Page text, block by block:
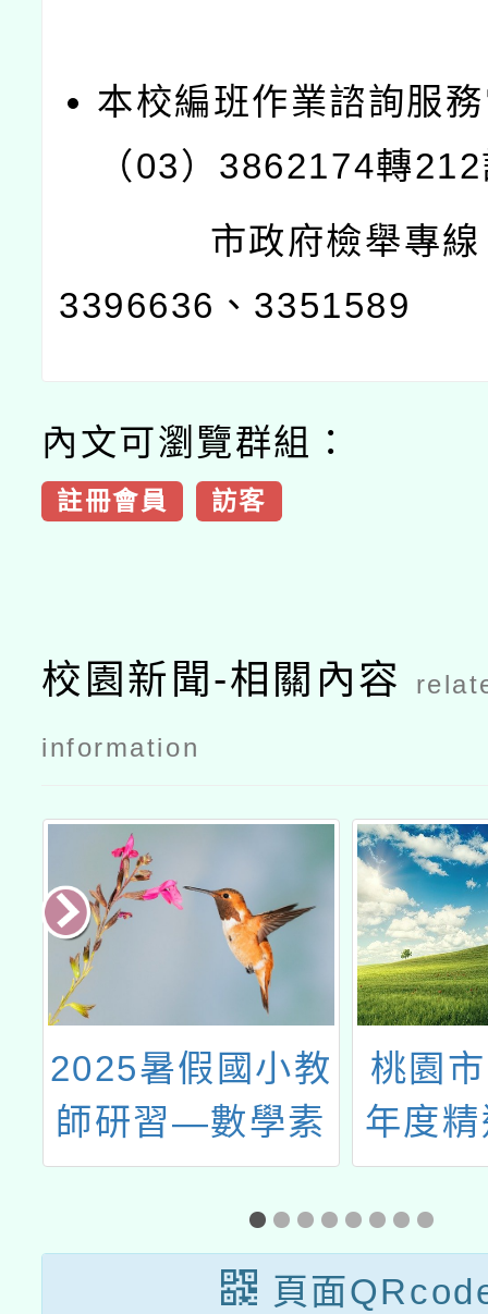
本校編班作業諮詢服
（03）3862174轉
市政府檢舉專線
3396636、3351589
內文可瀏覽群組：
註冊會員 訪客
校園新聞-相關內容
information
2025暑假國小教
師研習—數學素
養怎麼教？
桃園
年度
小學
業與課
體推
頁面